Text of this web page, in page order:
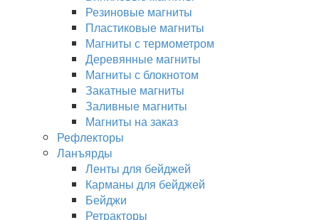
Резиновые магниты
Пластиковые магниты
Магниты с термометром
Деревянные магниты
Магниты с блокнотом
Закатные магниты
Заливные магниты
Магниты на заказ
Рефлекторы
Ланъярды
Ленты для бейджей
Карманы для бейджей
Бейджи
Ретракторы